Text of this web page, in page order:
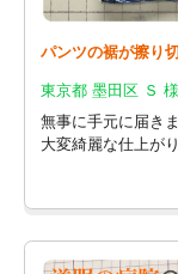
パンツの裾が擦り
東京都 墨田区 Ｓ 様
無事に手元に届きま
大変綺麗な仕上が